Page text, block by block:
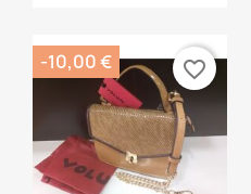
-10,00 € favorite_border
Nombre de la lista de deseos
Cancelar